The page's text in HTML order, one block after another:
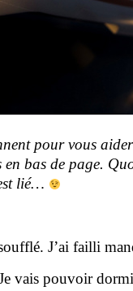
pour vous
bas de page.
lié…
J’ai failli
vais pouvoir